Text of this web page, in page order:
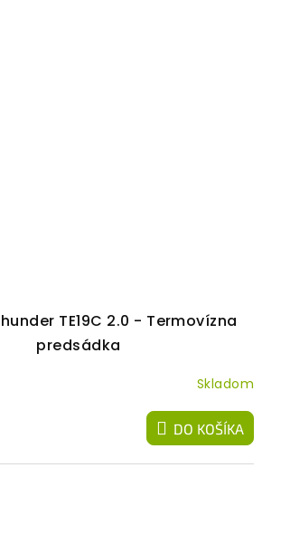
TE19C 2.0 - Termovízna
predsádka
Skladom
DO KOŠÍKA